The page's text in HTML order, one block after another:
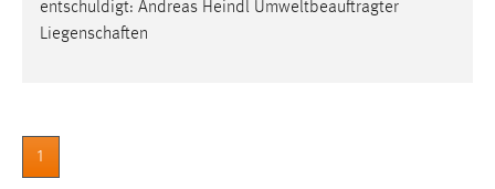
entschuldigt: Andreas Heindl Umweltbeauftragter
Liegenschaften
1
STATISTIK